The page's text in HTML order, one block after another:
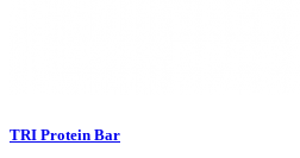
TRI Protein Bar